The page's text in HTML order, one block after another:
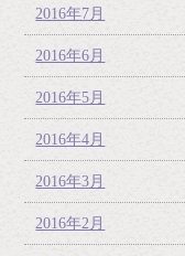
2016年7月
2016年6月
2016年5月
2016年4月
2016年3月
2016年2月